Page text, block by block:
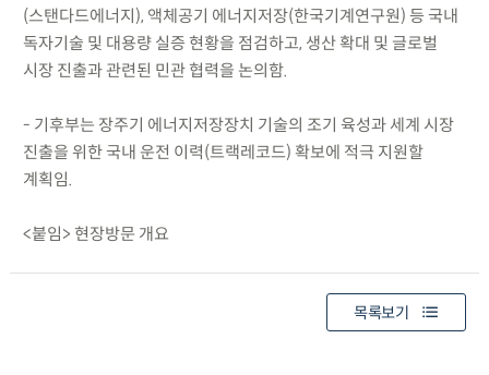
(스탠다드에너지), 액체공기 에너지저장(한국기계연구원) 등 국내
독자기술 및 대용량 실증 현황을 점검하고, 생산 확대 및 글로벌
시장 진출과 관련된 민관 협력을 논의함.
- 기후부는 장주기 에너지저장장치 기술의 조기 육성과 세계 시장
진출을 위한 국내 운전 이력(트랙레코드) 확보에 적극 지원할
계획임.
<붙임> 현장방문 개요
목록보기